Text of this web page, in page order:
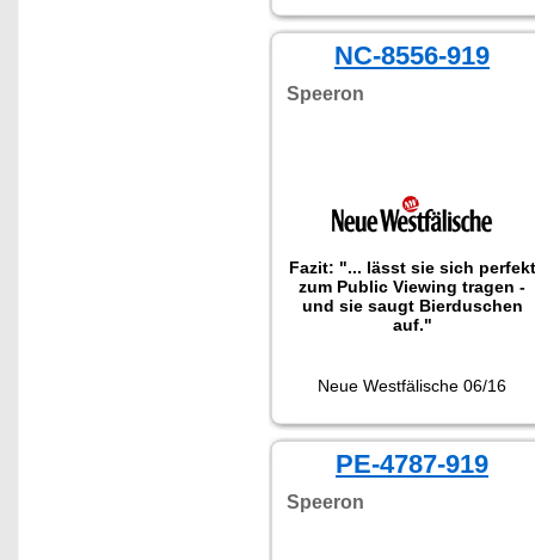
NC-8556-919
Speeron
Fazit: "... lässt sie sich perfekt
zum Public Viewing tragen -
und sie saugt Bierduschen
auf."
Neue Westfälische 06/16
PE-4787-919
Speeron